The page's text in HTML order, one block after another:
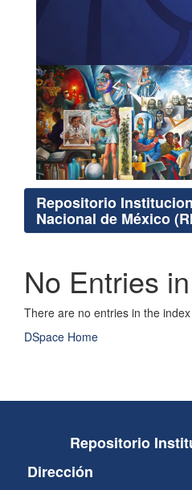
Repositorio
Nacional de México
No Entries
There are no entries in the
DSpace Home
Repositorio
Dirección